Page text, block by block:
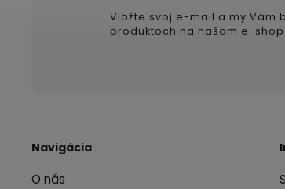
Navigácia
O nás
Vložte svoj e-mail a my Vám
produktoch na našom e-